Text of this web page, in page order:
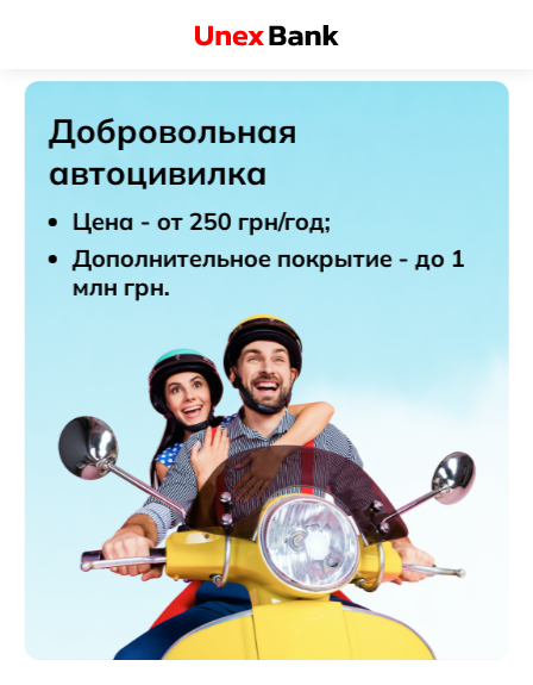
Добровольная
автоцивилка
Цена - от 250 грн/год;
Дополнительное покрытие - до 1
млн грн.